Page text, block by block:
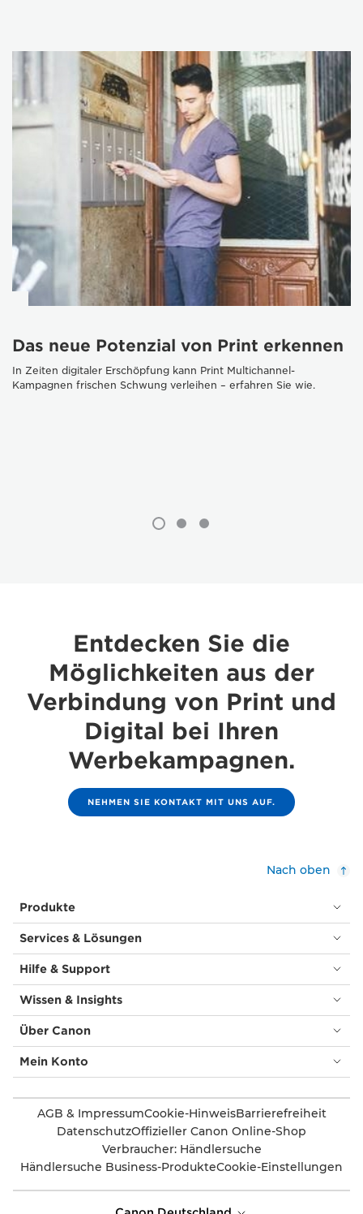
Das neue Potenzial von Print erkennen
In Zeiten digitaler Erschöpfung kann Print Multichannel-
Kampagnen frischen Schwung verleihen – erfahren Sie wie.
Entdecken Sie die
Möglichkeiten aus der
Verbindung von Print und
Digital bei Ihren
Werbekampagnen.
NEHMEN SIE KONTAKT MIT UNS AUF.
Nach oben
Produkte
Services & Lösungen
Hilfe & Support
Wissen & Insights
Über Canon
Mein Konto
AGB & ImpressumCookie-HinweisBarrierefreiheit
DatenschutzOffizieller Canon Online-Shop
Verbraucher: Händlersuche
Händlersuche Business-ProdukteCookie-Einstellungen